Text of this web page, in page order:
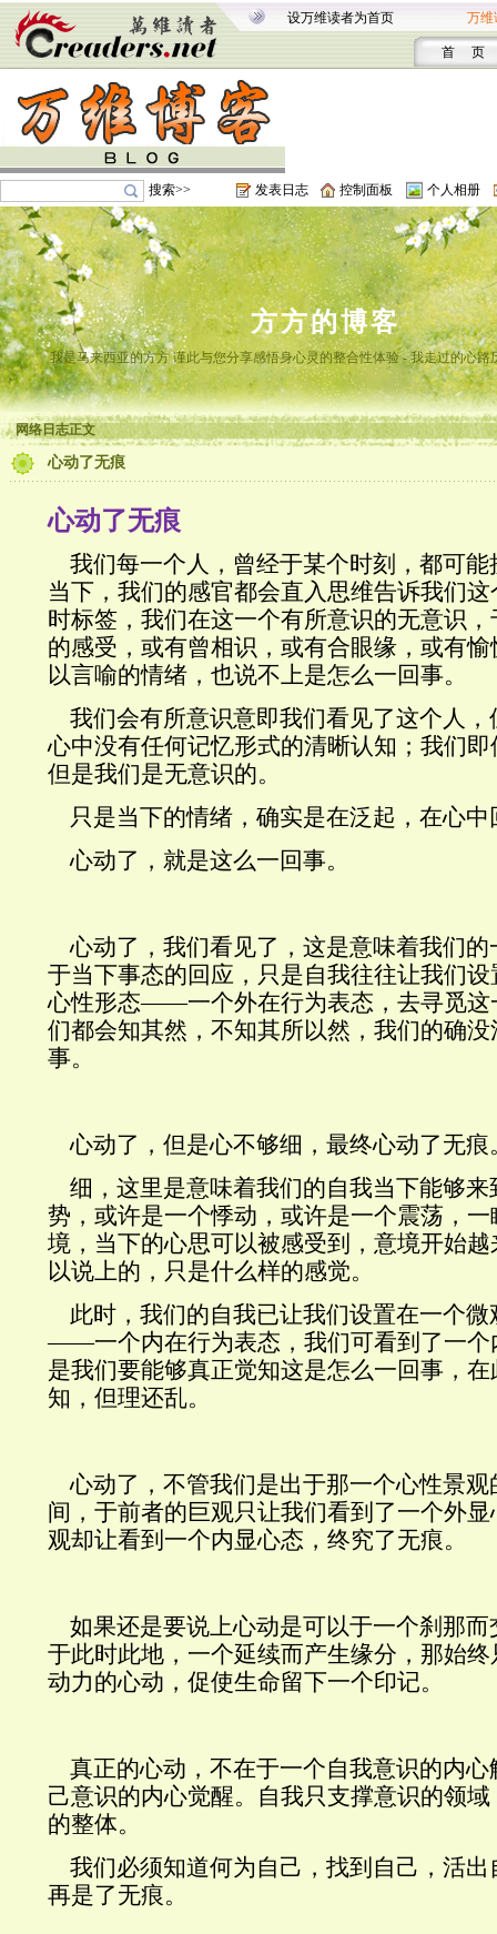
设万维读者为首页 万维
首 页
搜索>> 发表日志 控制面板 个人相册
方方的博客
我是马来西亚的方方 谨此与您分享感悟身心灵的整合性体验 - 我走过的心路
网络日志正文
心动了无痕
心动了无痕
我们每一个人，曾经于某个时刻，都可
当下，我们的感官都会直入思维告诉我们
时标签，我们在这一个有所意识的无意识
的感受，或有曾相识，或有合眼缘，或有
以言喻的情绪，也说不上是怎么一回事。
我们会有所意识意即我们看见了这个人
心中没有任何记忆形式的清晰认知；我们
但是我们是无意识的。
只是当下的情绪，确实是在泛起，在心中
心动了，就是这么一回事。
心动了，我们看见了，这是意味着我们
于当下事态的回应 ，只是自我往往让我们
心性形态——一个外在行为表态，去寻觅这
们都会知其然，不知其所以然，我们的确
事。
心动了，但是心不够细，最终心动了无痕
细，这里是意味着我们的自我当下能够
势，或许是一个悸动 ，或许是一个震荡，
境，当下的心思可以被感受到，意境开始
以说上的，只是什么样的感觉。
此时，我们的自我已让我们设置在一个
——一个内在行为表态，我们可看到了一个
是我们要能够真正觉知这是怎么一回事， 在
知，但理还乱。
心动了，不管我们是出于那一个心性景
间，于前者的巨观只让我们看到了一个外
观却让看到一个内显心态，终究了无痕。
如果还是要说上心动是可以于一个刹那
于此时此地，一个延续而产生缘分，那始
动力的心动，促使生命留下一个印记。
真正的心动，不在于一个自我意识的内
己意识的内心觉醒。自我只支撑意识的领
的整体。
我们必须知道何为自己，找到自己，活
再是了无痕。